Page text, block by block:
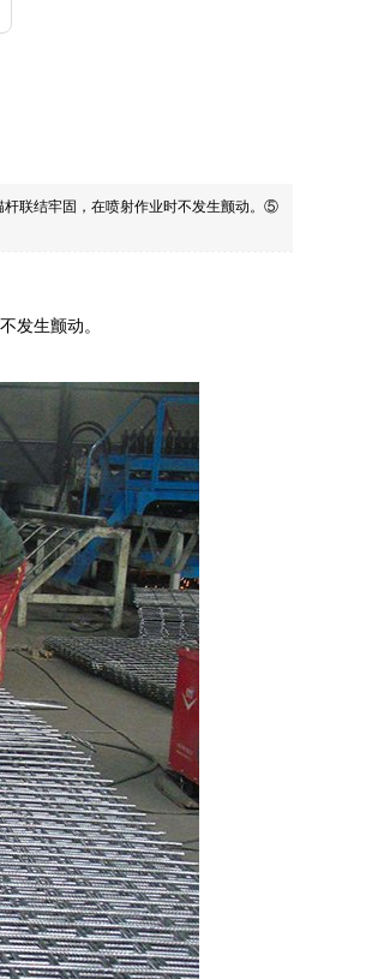
杆联结牢固，在喷射作业时不发生颤动。⑤
发生颤动。